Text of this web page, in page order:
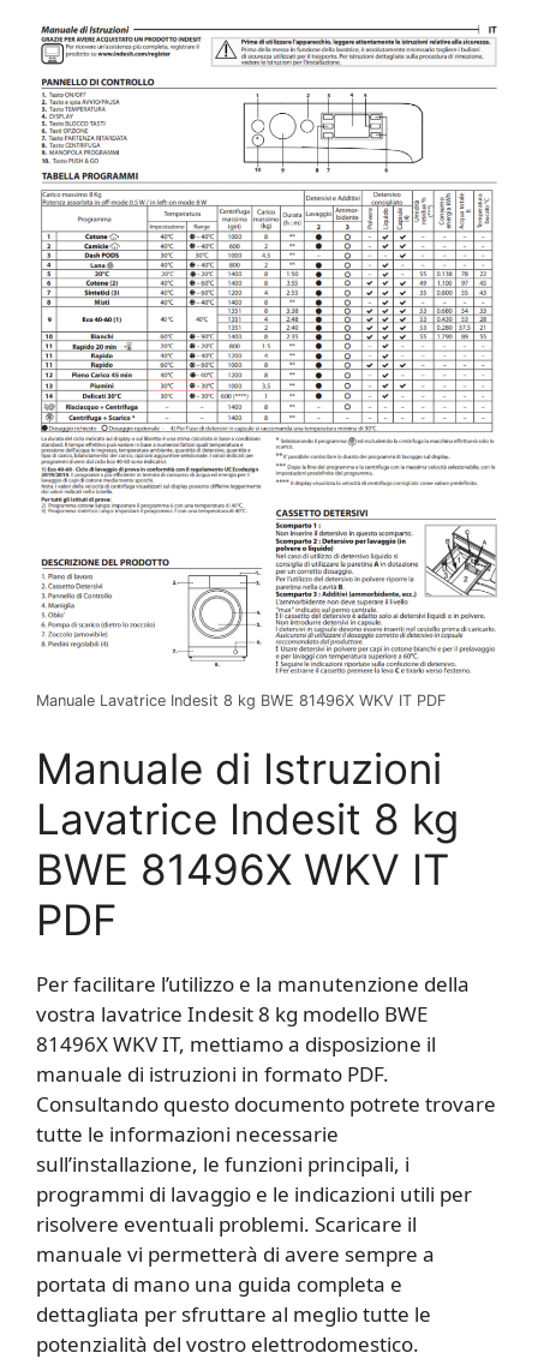
Manuale Lavatrice Indesit 8 kg BWE 81496X WKV IT PDF
Manuale di Istruzioni
Lavatrice Indesit 8 kg
BWE 81496X WKV IT
PDF
Per facilitare l’utilizzo e la manutenzione della
vostra lavatrice Indesit 8 kg modello BWE
81496X WKV IT, mettiamo a disposizione il
manuale di istruzioni in formato PDF.
Consultando questo documento potrete trovare
tutte le informazioni necessarie
sull’installazione, le funzioni principali, i
programmi di lavaggio e le indicazioni utili per
risolvere eventuali problemi. Scaricare il
manuale vi permetterà di avere sempre a
portata di mano una guida completa e
dettagliata per sfruttare al meglio tutte le
potenzialità del vostro elettrodomestico.